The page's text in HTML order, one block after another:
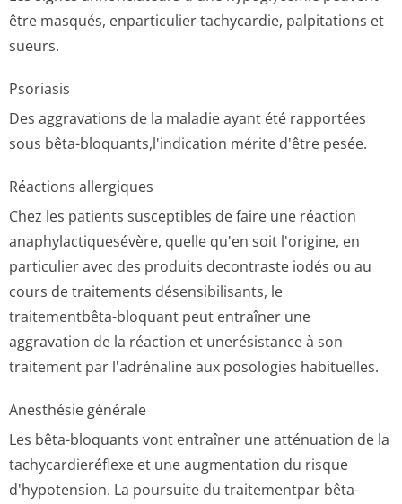
être masqués, enparticulier tachycardie, palpitations et
sueurs.
Psoriasis
Des aggravations de la maladie ayant été rapportées
sous bêta-bloquants,l'in­dication mérite d'être pesée.
Réactions allergiques
Chez les patients susceptibles de faire une réaction
anaphylactiqu­esévère, quelle qu'en soit l'origine, en
particulier avec des produits decontraste iodés ou au
cours de traitements désensibilisants, le
traitementbêta-bloquant peut entraîner une
aggravation de la réaction et unerésistance à son
traitement par l'adrénaline aux posologies habituelles.
Anesthésie générale
Les bêta-bloquants vont entraîner une atténuation de la
tachycardieréflexe et une augmentation du risque
d'hypotension. La poursuite du traitementpar bêta-